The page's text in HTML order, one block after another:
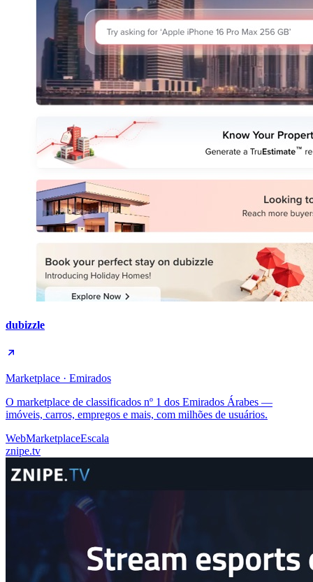
dubizzle
Marketplace · Emirados
O marketplace de classificados nº 1 dos Emirados Árabes —
imóveis, carros, empregos e mais, com milhões de usuários.
WebMarketplaceEscala
znipe.tv